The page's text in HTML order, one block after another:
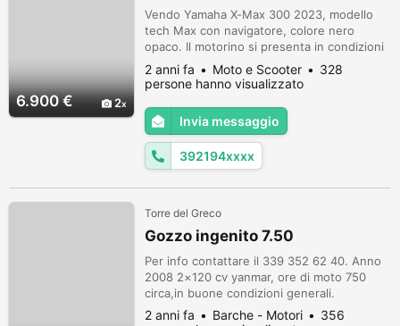
6.900 € 2
Vendo Yamaha X-Max 300 2023, modello
tech Max con navigatore, colore nero
opaco. Il motorino si presenta in condizioni
eccellenti, è stato acquistato 6 mesi fa alla
Yamaha di Napoli. Ha solo 670km, e
presenta ancora le pellicole protettive sulle
pedane e sui loghi. È in condizioni perfette,
pari a nuovi Il motorino ha una garanzia
aggiuntiva di 5 anni in Yam...
2 anni fa Moto e Scooter
328
persone hanno visualizzato
Invia messaggio
392194xxxx
Torre del Greco
Gozzo ingenito 7.50
Per info contattare il 339 352 62 40. Anno
2008 2×120 cv yanmar, ore di moto 750
circa,in buone condizioni generali.
2 anni fa Barche - Motori
356